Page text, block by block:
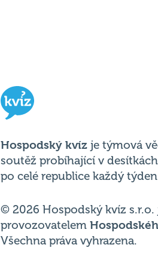
Hospodský kvíz je týmová
soutěž probíhající v
po celé republice každý
© 2026 Hospodský kvíz s.r.o.
provozovatelem
Všechna práva vyhrazena.